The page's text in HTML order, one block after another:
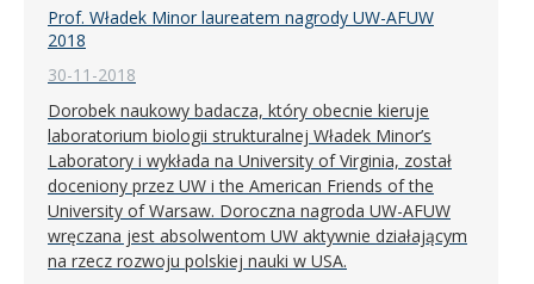
Prof. Władek Minor laureatem nagrody UW-AFUW
2018
30-11-2018
Dorobek naukowy badacza, który obecnie kieruje
laboratorium biologii strukturalnej Władek Minor’s
Laboratory i wykłada na University of Virginia, został
doceniony przez UW i the American Friends of the
University of Warsaw. Doroczna nagroda UW-AFUW
wręczana jest absolwentom UW aktywnie działającym
na rzecz rozwoju polskiej nauki w USA.